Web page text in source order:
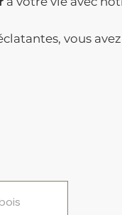
vous